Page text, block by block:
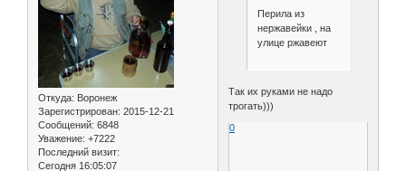
Откуда: Воронеж
Зарегистрирован: 2015-12-21
Сообщений: 6848
Уважение: +7222
Последний визит:
Сегодня 16:05:07
Перила из
нержавейки , на
улице ржавеют
Так их руками не надо
трогать)))
0